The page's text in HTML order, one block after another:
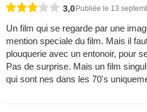
3,0 Publiée le 13
Un film qui se regarde par une
mention speciale du film. Mais il
plouquerie avec un entonoir, pour
Pas de surprise. Mais un film
qui sont nes dans les 70's